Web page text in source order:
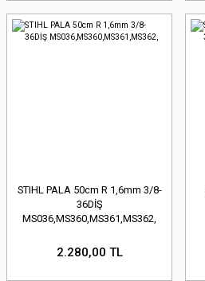
STIHL PALA 50cm R 1,6mm 3/8-
36DİŞ
MS036,MS360,MS361,MS362,
2.280,00 TL